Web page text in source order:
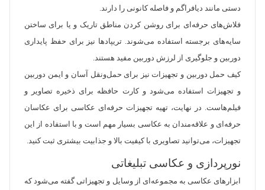
دستی مانند دیافراگم و فاصله کانونی را دارند.
فلاش‌های حرفه‌ای برای روشن کردن مناطق تاریک و یا برای ساختن
سایه‌های برجسته استفاده می‌شوند. تریپادها نیز برای حفظ پایداری
دوربین و جلوگیری از لرزش دوربین مفید هستند.
کیف حمل دوربین و تجهیزات نیز برای حمل‌ونقل آسان و ایمن دوربین
و تجهیزات استفاده می‌شود و کارت حافظه برای ذخیره تصاویر و
فیلم‌هاست. در نهایت، تهیه تجهیزات حرفه‌ای عکاسی برای عکاسان
حرفه‌ای و علاقه‌مندان به عکاسی بسیار مهم است و با استفاده از این
تجهیزات، می‌توانید تصاویری با کیفیت بالا و جذابیت بیشتری ثبت کنید.
نورپردازی و عکاسی تبلیغاتی
ابزارهای عکاسی به مجموعه‌ای از وسایل و تجهیزاتی گفته می‌شود که